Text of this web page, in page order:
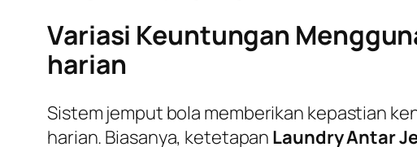
Variasi Keuntungan
harian
Sistem jemput bola memberikan kepastian
harian. Biasanya, ketetapan Laundry Antar